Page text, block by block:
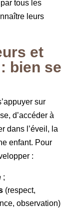
tous les
leurs
et
bien se
sur
d’accéder à
dans l’éveil, la
enfant. Pour
:
;
(respect,
observation)